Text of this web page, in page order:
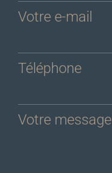
Votre e-mail
Téléphone
Votre message